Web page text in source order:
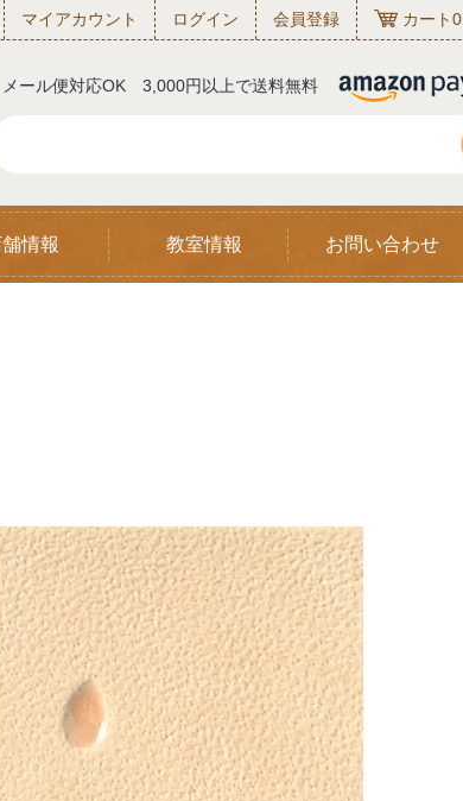
マイアカウント ログイン 会員登録 カート0
メール便対応OK 3,000円以上で送料無料
舗情報 教室情報 お問い合わせ